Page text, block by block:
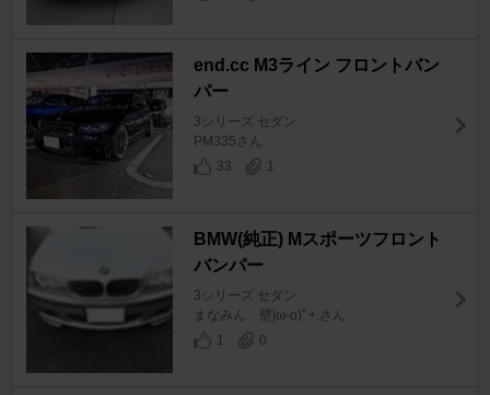
end.cc M3ライン フロントバン
パー
3シリーズ セダン
PM335さん
33
1
BMW(純正) Mスポーツフロント
バンパー
3シリーズ セダン
まなみん 壁|ω-o)ﾟ+.さん
1
0